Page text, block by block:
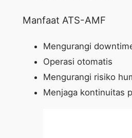
Manfaat ATS-AMF
Mengurangi
Operasi otomatis
Mengurangi risiko
Menjaga kontinuitas